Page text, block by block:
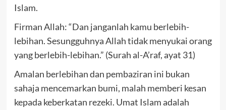
Islam.
Firman Allah: “Dan janganlah kamu berlebih-
lebihan. Sesungguhnya Allah tidak menyukai orang
yang berlebih-lebihan.” (Surah al-A’raf, ayat 31)
Amalan berlebihan dan pembaziran ini bukan
sahaja mencemarkan bumi, malah memberi kesan
kepada keberkatan rezeki. Umat Islam adalah